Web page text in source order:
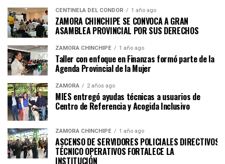
CENTINELA DEL CÓNDOR 1 año ago
ZAMORA CHINCHIPE SE CONVOCA A GRAN
ASAMBLEA PROVINCIAL POR SUS DERECHOS
ZAMORA CHINCHIPE 1 año ago
Taller con enfoque en Finanzas formó parte de la
Agenda Provincial de la Mujer
ZAMORA 2 años ago
MIES entregó ayudas técnicas a usuarios de
Centro de Referencia y Acogida Inclusivo
ZAMORA CHINCHIPE 1 año ago
ASCENSO DE SERVIDORES POLICIALES DIRECTIVOS Y
TÉCNICO OPERATIVOS FORTALECE LA